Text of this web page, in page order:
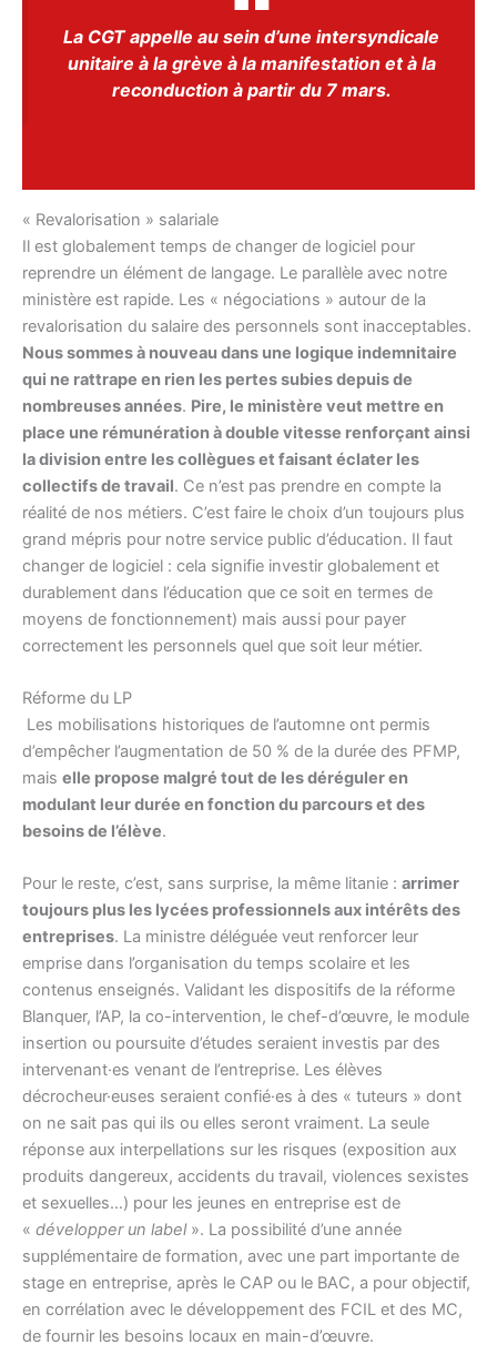
La CGT appelle au sein d’une intersyndicale
unitaire à la grève à la manifestation et à la
reconduction à partir du 7 mars.
« Revalorisation » salariale
Il est globalement temps de changer de logiciel pour
reprendre un élément de langage. Le parallèle avec notre
ministère est rapide. Les « négociations » autour de la
revalorisation du salaire des personnels sont inacceptables.
Nous sommes à nouveau dans une logique indemnitaire
qui ne rattrape en rien les pertes subies depuis de
nombreuses années. Pire, le ministère veut mettre en
place une rémunération à double vitesse renforçant ainsi
la division entre les collègues et faisant éclater les
collectifs de travail. Ce n’est pas prendre en compte la
réalité de nos métiers. C’est faire le choix d’un toujours plus
grand mépris pour notre service public d’éducation. Il faut
changer de logiciel : cela signifie investir globalement et
durablement dans l’éducation que ce soit en termes de
moyens de fonctionnement) mais aussi pour payer
correctement les personnels quel que soit leur métier.
Réforme du LP
Les mobilisations historiques de l’automne ont permis
d’empêcher l’augmentation de 50 % de la durée des PFMP,
mais elle propose malgré tout de les déréguler en
modulant leur durée en fonction du parcours et des
besoins de l’élève.
Pour le reste, c’est, sans surprise, la même litanie : arrimer
toujours plus les lycées professionnels aux intérêts des
entreprises. La ministre déléguée veut renforcer leur
emprise dans l’organisation du temps scolaire et les
contenus enseignés. Validant les dispositifs de la réforme
Blanquer, l’AP, la co-intervention, le chef-d’œuvre, le module
insertion ou poursuite d’études seraient investis par des
intervenant·es venant de l’entreprise. Les élèves
décrocheur·euses seraient confié·es à des « tuteurs » dont
on ne sait pas qui ils ou elles seront vraiment. La seule
réponse aux interpellations sur les risques (exposition aux
produits dangereux, accidents du travail, violences sexistes
et sexuelles…) pour les jeunes en entreprise est de
« développer un label ». La possibilité d’une année
supplémentaire de formation, avec une part importante de
stage en entreprise, après le CAP ou le BAC, a pour objectif,
en corrélation avec le développement des FCIL et des MC,
de fournir les besoins locaux en main-d’œuvre.